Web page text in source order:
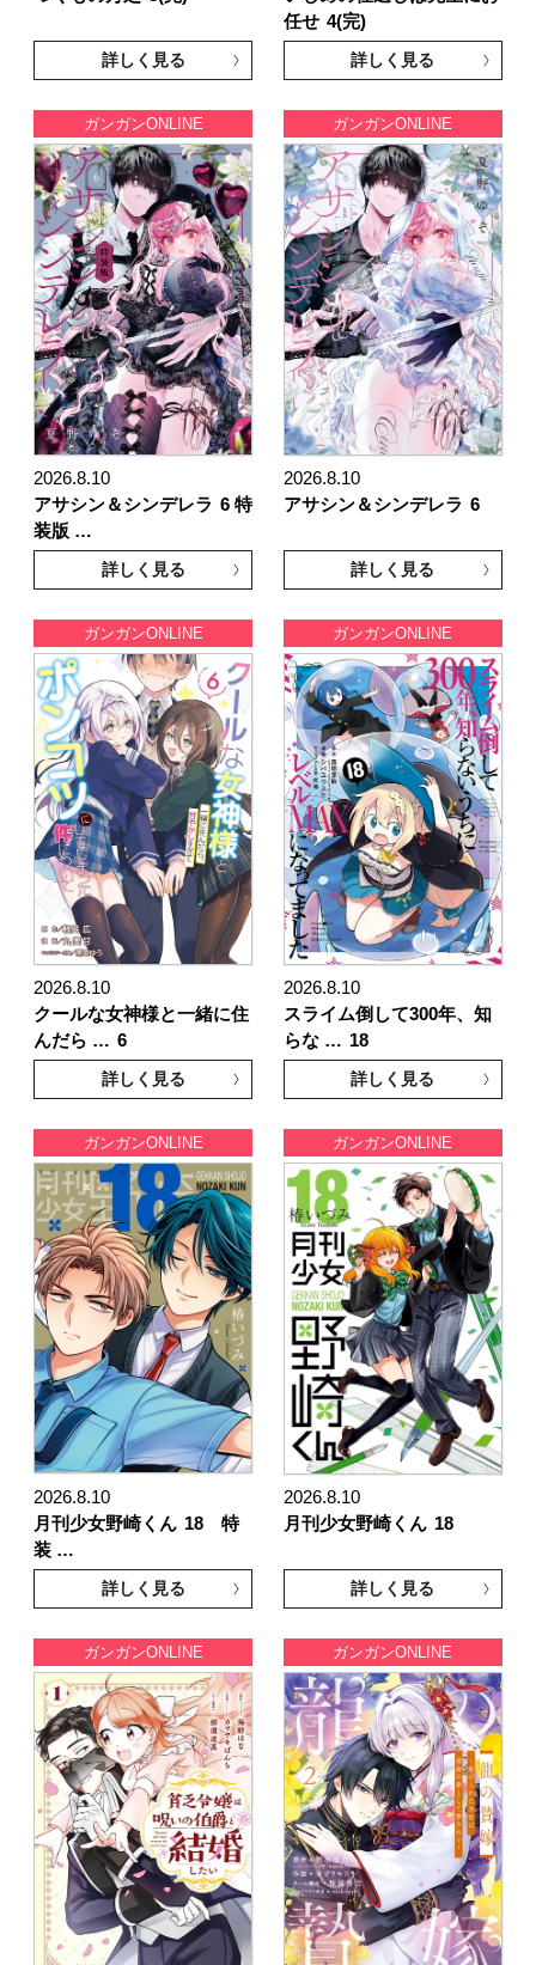
詳しく見る
任せ 4(完)
詳しく見る
ガンガンONLINE
2026.8.10
アサシン＆シンデレラ 6 特
装版 …
詳しく見る
ガンガンONLINE
2026.8.10
アサシン＆シンデレラ 6
詳しく見る
ガンガンONLINE
2026.8.10
クールな女神様と一緒に住
んだら … 6
詳しく見る
ガンガンONLINE
2026.8.10
スライム倒して300年、知
らな … 18
詳しく見る
ガンガンONLINE
2026.8.10
月刊少女野崎くん 18 特
装 …
詳しく見る
ガンガンONLINE
2026.8.10
月刊少女野崎くん 18
詳しく見る
ガンガンONLINE ガンガンONLINE